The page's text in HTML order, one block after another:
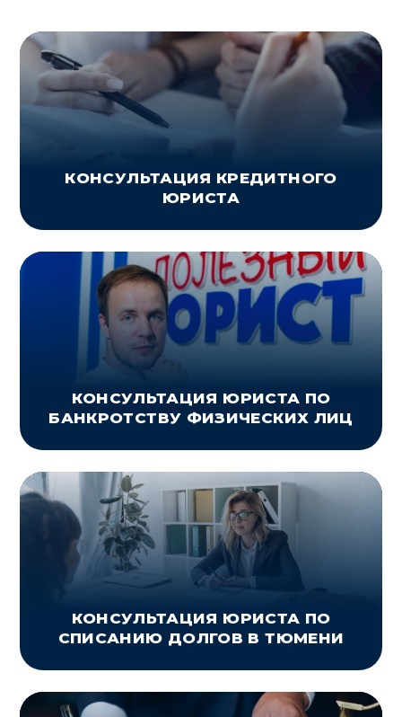
КОНСУЛЬТАЦИЯ КРЕДИТНОГО
ЮРИСТА
КОНСУЛЬТАЦИЯ ЮРИСТА ПО
БАНКРОТСТВУ ФИЗИЧЕСКИХ ЛИЦ
КОНСУЛЬТАЦИЯ ЮРИСТА ПО
СПИСАНИЮ ДОЛГОВ В ТЮМЕНИ